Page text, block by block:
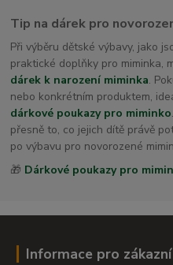
Tip na dárek pro
Při výběru dětské výbavy, jako
praktické doplňky pro miminka,
dárek k narození miminka.
nebo konkrétním produktem,
dárkové poukazy pro miminko
přesně to, co jejich dítě právě
po výbavu pro novorozené
🎁 Dárkové poukazy pro
Informace pro